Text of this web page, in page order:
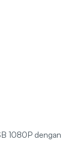
1080P dengan